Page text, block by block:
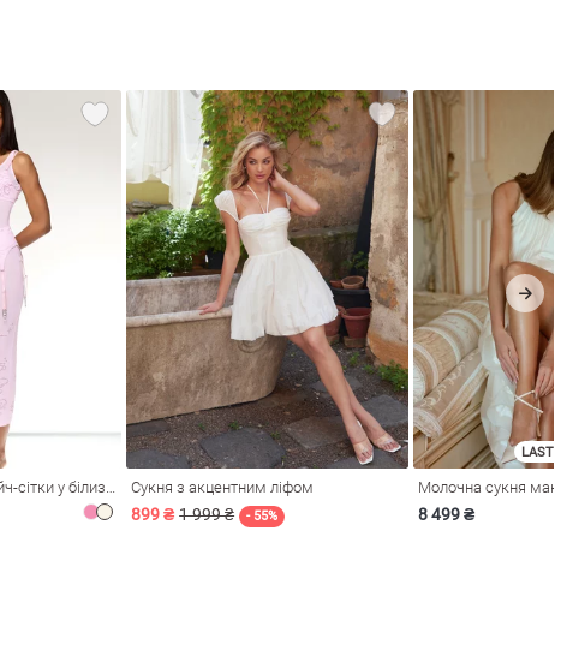
Сукня з акцентним ліфом
899 ₴ 1 999 ₴ - 55%
LAST
8 499 ₴